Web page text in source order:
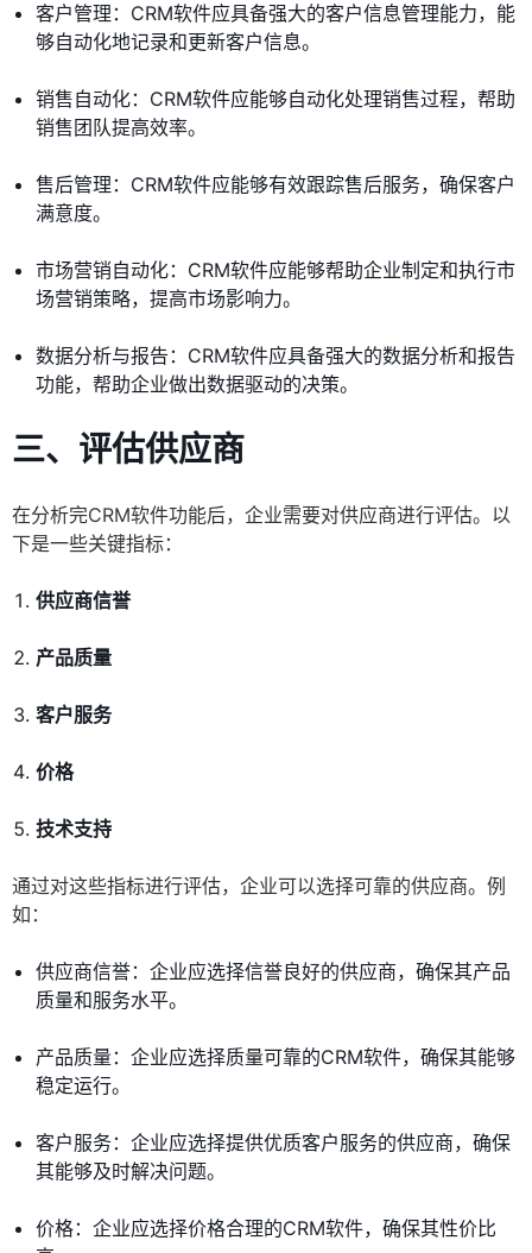
客户管理：CRM软件应具备强大的客户信息管理能力，能
够自动化地记录和更新客户信息。
销售自动化：CRM软件应能够自动化处理销售过程，帮助
销售团队提高效率。
售后管理：CRM软件应能够有效跟踪售后服务，确保客户
满意度。
市场营销自动化：CRM软件应能够帮助企业制定和执行市
场营销策略，提高市场影响力。
数据分析与报告：CRM软件应具备强大的数据分析和报告
功能，帮助企业做出数据驱动的决策。
三、评估供应商
在分析完CRM软件功能后，企业需要对供应商进行评估。以
下是一些关键指标：
供应商信誉
产品质量
客户服务
价格
技术支持
通过对这些指标进行评估，企业可以选择可靠的供应商。例
如：
供应商信誉：企业应选择信誉良好的供应商，确保其产品
质量和服务水平。
产品质量：企业应选择质量可靠的CRM软件，确保其能够
稳定运行。
客户服务：企业应选择提供优质客户服务的供应商，确保
其能够及时解决问题。
价格：企业应选择价格合理的CRM软件，确保其性价比